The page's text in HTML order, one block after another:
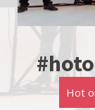
Hot